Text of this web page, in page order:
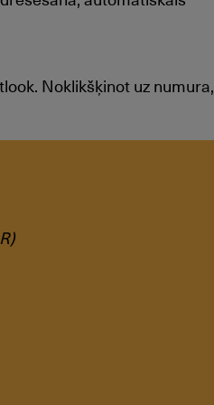
Noklikšķinot uz numura,